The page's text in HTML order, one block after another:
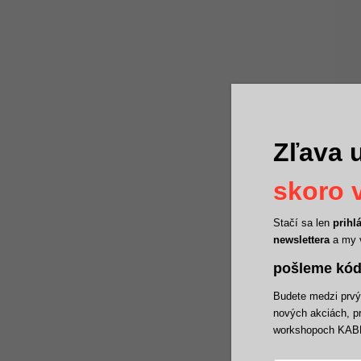
Zľava
skoro
Stačí sa len
newslettera a my
pošleme
Budete medzi
nových akciách,
workshopoch